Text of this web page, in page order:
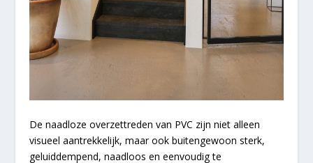
De naadloze overzettreden van PVC zijn niet alleen
visueel aantrekkelijk, maar ook buitengewoon sterk,
geluiddempend, naadloos en eenvoudig te